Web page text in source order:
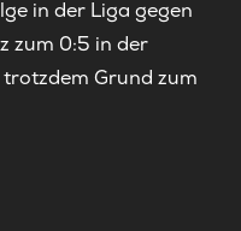
in der Liga gegen
zum 0:5 in der
Grund zum